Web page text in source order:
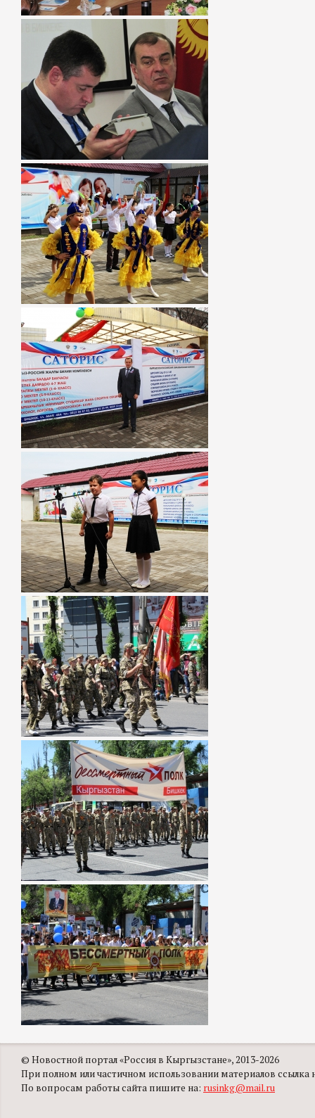
© Новостной портал «Россия в Кыргызстане», 2013-2026
При полном или частичном использовании материалов ссылка
По вопросам работы сайта пишите на: rusinkg@mail.ru